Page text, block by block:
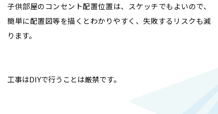
子供部屋のコンセント配置位置は、スケッチでもよいので、
簡単に配置図等を描くとわかりやすく、失敗するリスクも減
ります。
工事はDIYで行うことは厳禁です。